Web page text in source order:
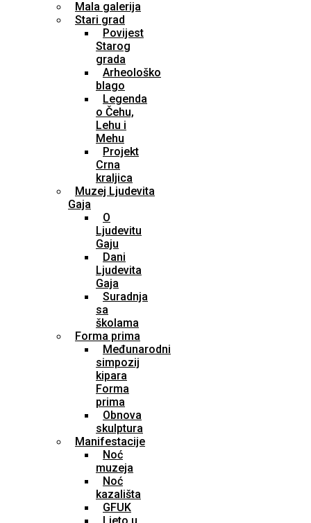
Mala galerija
Stari grad
Povijest
Starog
grada
Arheološko
blago
Legenda
o Čehu,
Lehu i
Mehu
Projekt
Crna
kraljica
Muzej Ljudevita
Gaja
O
Ljudevitu
Gaju
Dani
Ljudevita
Gaja
Suradnja
sa
školama
Forma prima
Međunarodni
simpozij
kipara
Forma
prima
Obnova
skulptura
Manifestacije
Noć
muzeja
Noć
kazališta
GFUK